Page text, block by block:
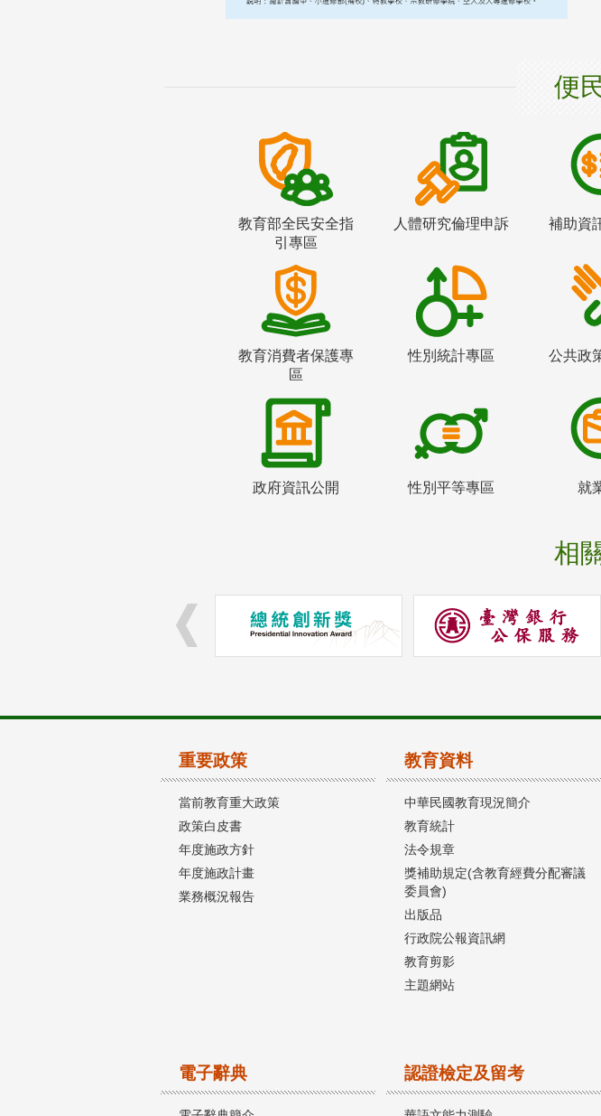
便
教育部全民安全指
引專區
人體研究倫理申訴 補助資
教育消費者保護專
區
性別統計專區 公共政
政府資訊公開 性別平等專區 就
相
重要政策
當前教育重大政策
政策白皮書
年度施政方針
年度施政計畫
業務概況報告
教育資料
中華民國教育現況簡介
教育統計
法令規章
獎補助規定(含教育經費分配審議
委員會)
出版品
行政院公報資訊網
教育剪影
主題網站
電子辭典 認證檢定及留考